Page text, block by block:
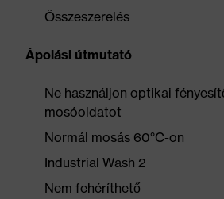
Összeszerelés
Ápolási útmutató
Ne használjon optikai
mosóoldatot
Normál mosás 60°C-on
Industrial Wash 2
Nem fehéríthető